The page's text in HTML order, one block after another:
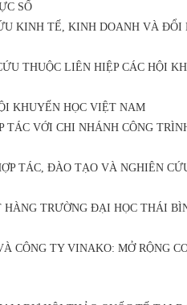
SỐ
KINH TẾ, KINH DOANH VÀ ĐỔI
THUỘC LIÊN HIỆP CÁC HỘI
KHUYẾN HỌC VIỆT NAM
VỚI CHI NHÁNH CÔNG
TÁC, ĐÀO TẠO VÀ NGHIÊN
TRƯỜNG ĐẠI HỌC THÁI
CÔNG TY VINAKO: MỞ RỘNG